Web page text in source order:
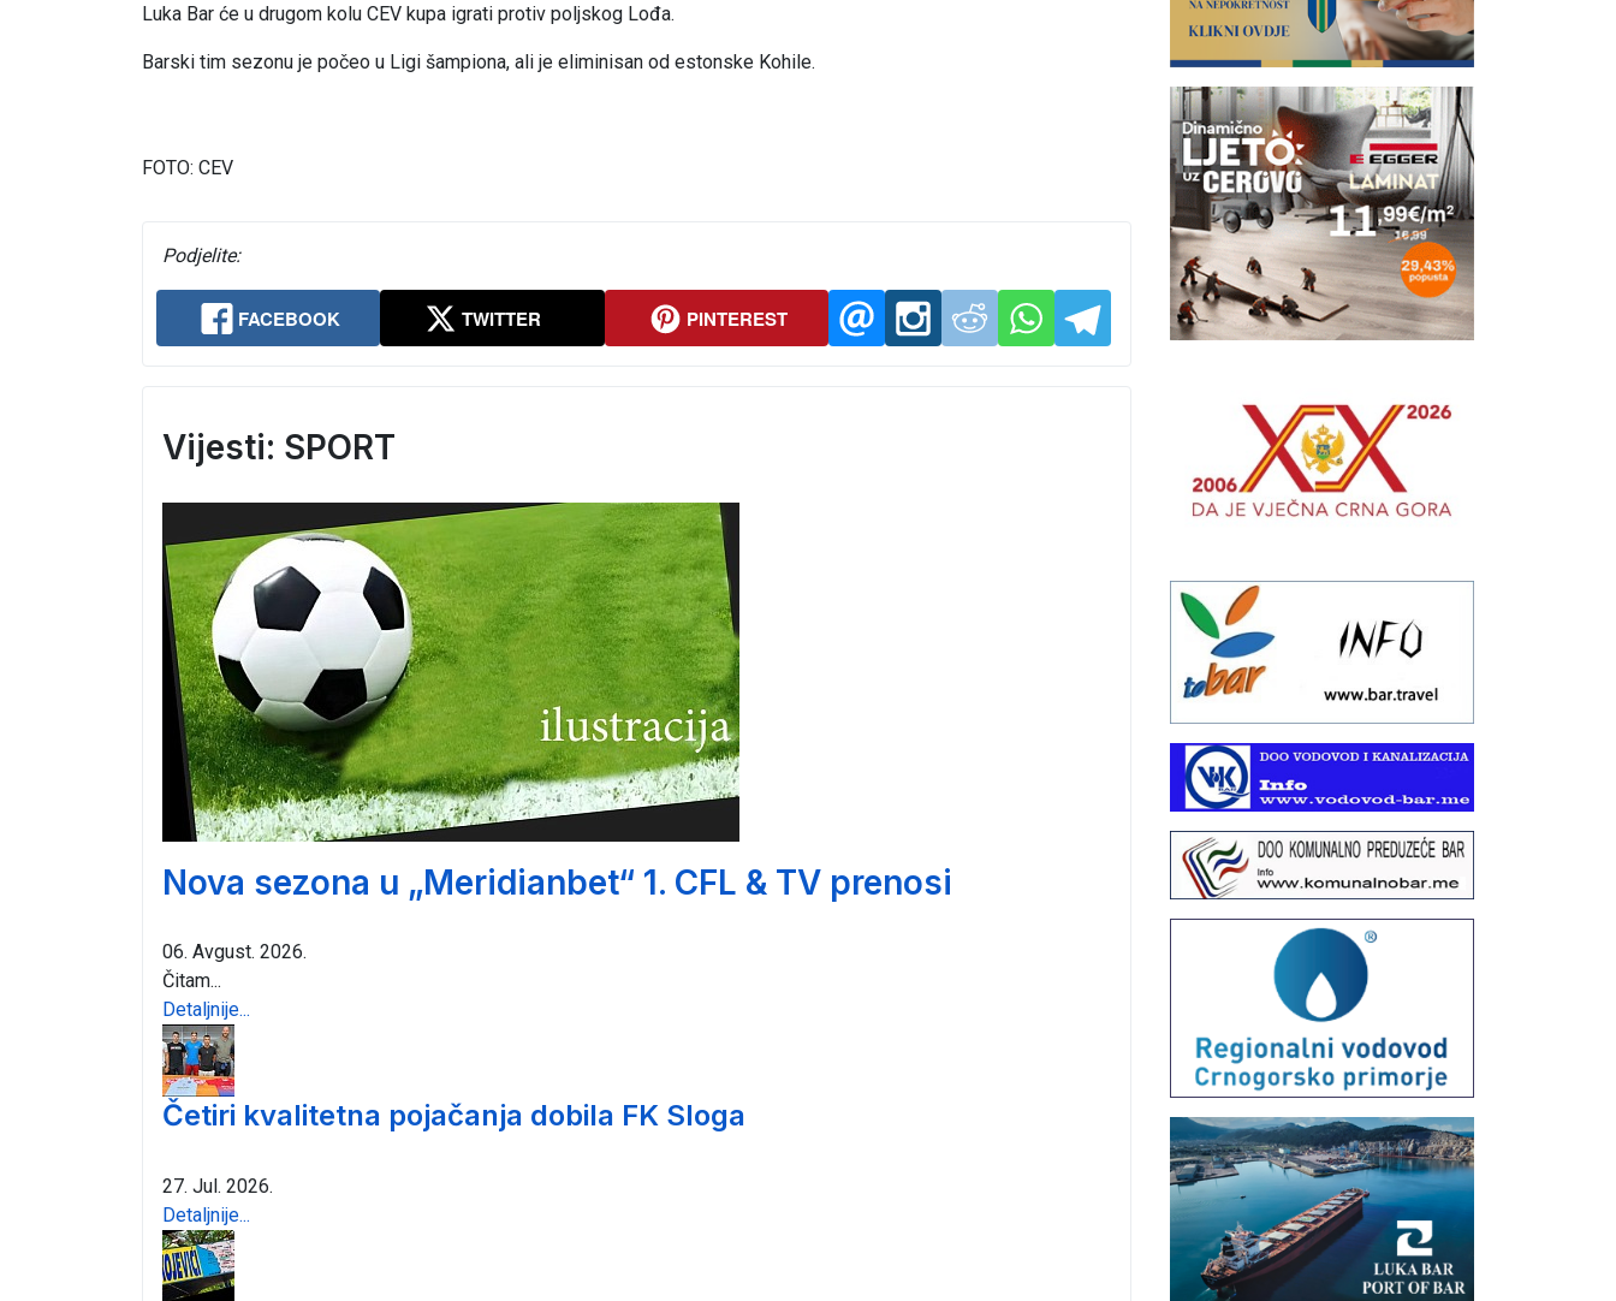
Luka Bar će u drugom kolu CEV kupa igrati protiv poljskog Lođa.
Barski tim sezonu je počeo u Ligi šampiona, ali je eliminisan od estonske Kohile.
FOTO: CEV
Podjelite:
FACEBOOK TWITTER PINTEREST
Vijesti: SPORT
Nova sezona u „Meridianbet“ 1. CFL & TV prenosi
06. Avgust. 2026.
Čitam...
Detaljnije...
Četiri kvalitetna pojačanja dobila FK Sloga
27. Jul. 2026.
Detaljnije...